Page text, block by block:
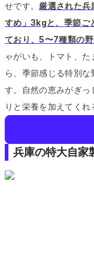
せです。 厳選された兵
すめ」3kgと、季節ご
ており、5〜7種類の野
ゃがいも、トマト、
ら、季節感じる特別
す。
自然の恵みがぎ
りと栄養を加えてくれ
兵庫の特大自家